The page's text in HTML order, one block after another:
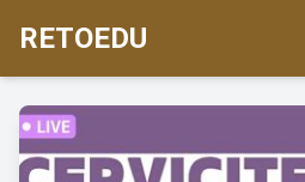
RETOEDU